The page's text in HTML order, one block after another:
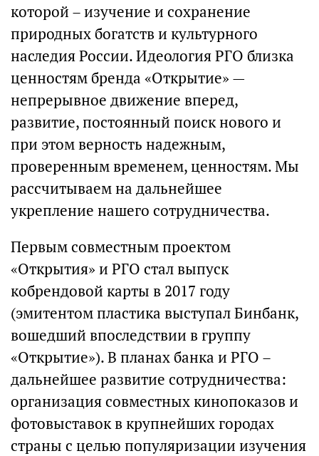
которой – изучение и сохранение
природных богатств и культурного
наследия России. Идеология РГО близка
ценностям бренда «Открытие» —
непрерывное движение вперед,
развитие, постоянный поиск нового и
при этом верность надежным,
проверенным временем, ценностям. Мы
рассчитываем на дальнейшее
укрепление нашего сотрудничества.
Первым совместным проектом
«Открытия» и РГО стал выпуск
кобрендовой карты в 2017 году
(эмитентом пластика выступал Бинбанк,
вошедший впоследствии в группу
«Открытие»). В планах банка и РГО –
дальнейшее развитие сотрудничества:
организация совместных кинопоказов и
фотовыставок в крупнейших городах
страны с целью популяризации изучения